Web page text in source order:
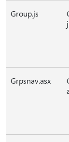
Group.js
Grpsnav.asx